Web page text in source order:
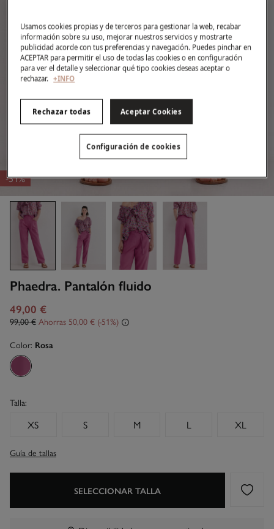
-51%
Phaedra. Pantalón fluido
49,00 €
99,00 € Ahorras 50,00 € 51
Color: Rosa
Talla:
XS S M L XL
Guía de tallas
SELECCIONAR TALLA
Usamos cookies propias y de terceros para gestionar la web, recabar
información sobre su uso, mejorar nuestros servicios y mostrarte
publicidad acorde con tus preferencias y navegación. Puedes pinchar en
ACEPTAR para permitir el uso de todas las cookies o en configuración
para ver el detalle y seleccionar qué tipo cookies deseas aceptar o
rechazar. +INFO
Rechazar todas Aceptar Cookies
Configuración de cookies